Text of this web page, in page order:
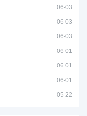
06-03
06-03
06-03
06-01
06-01
06-01
05-22